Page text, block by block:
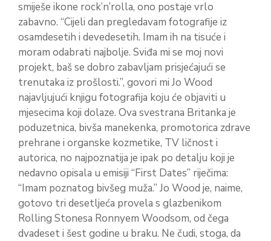
smiješe ikone rock’n’rolla, ono postaje vrlo
zabavno. “Cijeli dan pregledavam fotografije iz
osamdesetih i devedesetih. Imam ih na tisuće i
moram odabrati najbolje. Sviđa mi se moj novi
projekt, baš se dobro zabavljam prisjećajući se
trenutaka iz prošlosti.”, govori mi Jo Wood
najavljujući knjigu fotografija koju će objaviti u
mjesecima koji dolaze. Ova svestrana Britanka je
poduzetnica, bivša manekenka, promotorica zdrave
prehrane i organske kozmetike, TV ličnost i
autorica, no najpoznatija je ipak po detalju koji je
nedavno opisala u emisiji “First Dates” riječima:
“Imam poznatog bivšeg muža.” Jo Wood je, naime,
gotovo tri desetljeća provela s glazbenikom
Rolling Stonesa Ronnyem Woodsom, od čega
dvadeset i šest godine u braku. Ne čudi, stoga, da